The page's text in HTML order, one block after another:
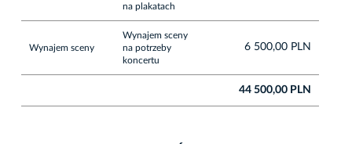
na plakatach
Wynajem sceny
Wynajem sceny
na potrzeby
koncertu
6 500,00 PLN
44 500,00 PLN